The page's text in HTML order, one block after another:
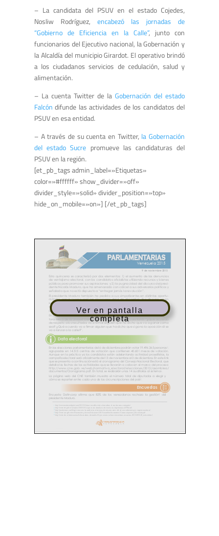
– La candidata del PSUV en el estado Cojedes,
Nosliw Rodríguez, encabezó las jornadas de
“Gobierno de Eficiencia en la Calle”, junto con
funcionarios del Ejecutivo nacional, la Gobernación y
la Alcaldía del municipio Girardot. El operativo brindó
a los ciudadanos servicios de cedulación, salud y
alimentación.
– La cuenta Twitter de la Gobernación del estado
Falcón difunde las actividades de los candidatos del
PSUV en esa entidad.
– A través de su cuenta en Twitter, la Gobernación
del estado Sucre promueve las candidaturas del
PSUV en la región.
[et_pb_tags admin_label=»Etiquetas»
color=»#ffffff» show_divider=»off»
divider_style=»solid» divider_position=»top»
hide_on_mobile=»on»] [/et_pb_tags]
Ver en pantalla
completa